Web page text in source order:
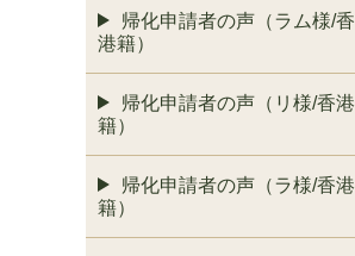
帰化申請者の声（ラム様/香
港籍）
帰化申請者の声（リ様/香港
籍）
帰化申請者の声（ラ様/香港
籍）